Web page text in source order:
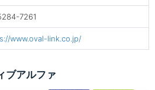
7261
www.oval-link.co.jp/
ブアルファ